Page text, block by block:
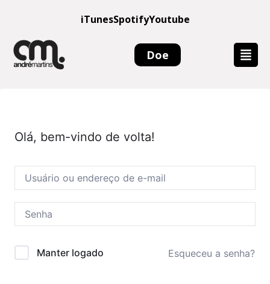
iTunesSpotifyYoutube
Doe
Olá, bem-vindo de volta!
Manter logado Esqueceu a senha?